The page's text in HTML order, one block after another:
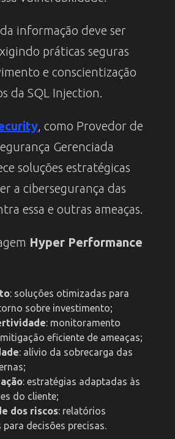
informação deve ser
práticas seguras
e conscientização
da SQL Injection.
, como Provedor de
Gerenciada
soluções estratégicas
a cibersegurança das
essa e outras ameaças.
Hyper Performance
: soluções otimizadas para
sobre investimento;
: monitoramento
eficiente de ameaças;
: alívio da sobrecarga das
: estratégias adaptadas às
do cliente;
dos riscos: relatórios
decisões precisas.